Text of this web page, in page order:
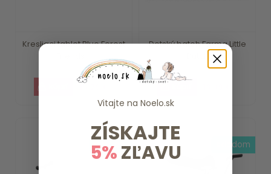
Kresliaci tablet Blue Forest
15.79 €
Detský batoh Farma Little
do 7 dní skladom
Vitajte na Noelo.sk
ZÍSKAJTE
5%ZĽAVU